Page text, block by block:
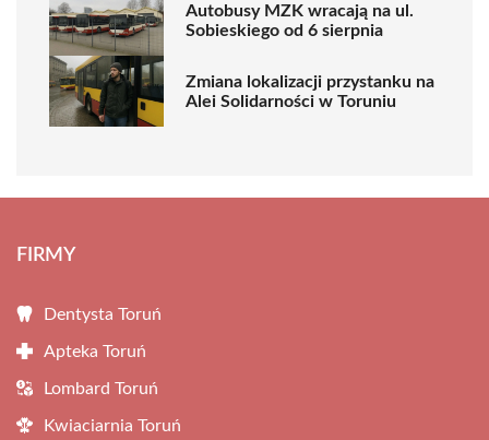
Autobusy MZK wracają na ul.
Sobieskiego od 6 sierpnia
Zmiana lokalizacji przystanku na
Alei Solidarności w Toruniu
FIRMY
Dentysta Toruń
Apteka Toruń
Lombard Toruń
Kwiaciarnia Toruń